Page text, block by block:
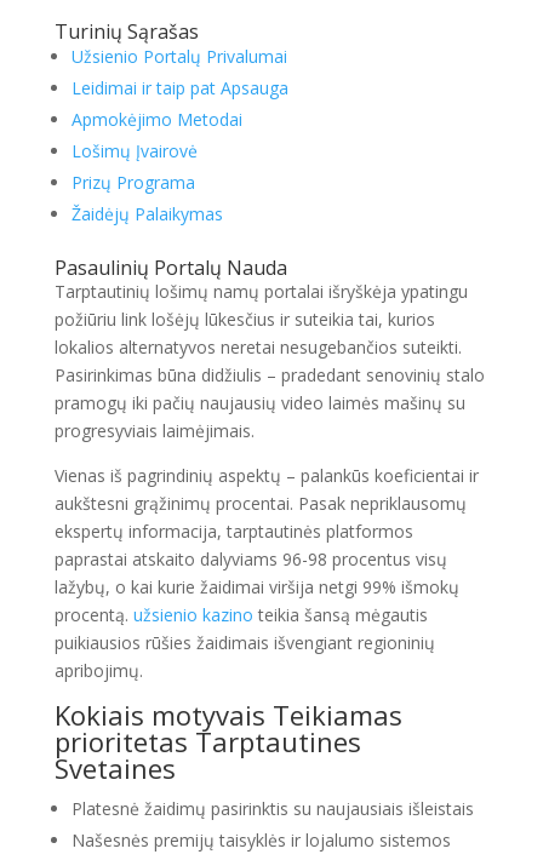
Turinių Sąrašas
Užsienio Portalų Privalumai
Leidimai ir taip pat Apsauga
Apmokėjimo Metodai
Lošimų Įvairovė
Prizų Programa
Žaidėjų Palaikymas
Pasaulinių Portalų Nauda
Tarptautinių lošimų namų portalai išryškėja ypatingu
požiūriu link lošėjų lūkesčius ir suteikia tai, kurios
lokalios alternatyvos neretai nesugebančios suteikti.
Pasirinkimas būna didžiulis – pradedant senovinių stalo
pramogų iki pačių naujausių video laimės mašinų su
progresyviais laimėjimais.
Vienas iš pagrindinių aspektų – palankūs koeficientai ir
aukštesni grąžinimų procentai. Pasak nepriklausomų
ekspertų informacija, tarptautinės platformos
paprastai atskaito dalyviams 96-98 procentus visų
lažybų, o kai kurie žaidimai viršija netgi 99% išmokų
procentą. užsienio kazino teikia šansą mėgautis
puikiausios rūšies žaidimais išvengiant regioninių
apribojimų.
Kokiais motyvais Teikiamas
prioritetas Tarptautines
Svetaines
Platesnė žaidimų pasirinktis su naujausiais išleistais
Našesnės premijų taisyklės ir lojalumo sistemos